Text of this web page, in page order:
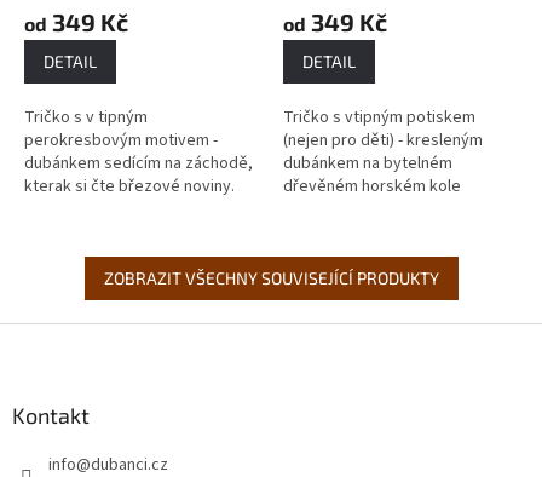
od 349 Kč
DETAIL
Tričko s v tipným
perokresbovým motivem -
dubánkem sedícím na záchodě,
kterak si čte březové noviny.
jsem kdy vytvořil....
od 349 Kč
DETAIL
Tričko s vtipným potiskem
(nejen pro děti) - kresleným
dubánkem na bytelném
dřevěném horském kole
žijí v lese, tak...
ZOBRAZIT VŠECHNY SOUVISEJÍCÍ PRODUKTY
Kontakt
info@dubanci.cz